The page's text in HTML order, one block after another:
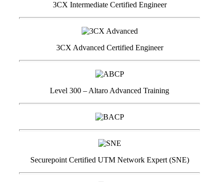
3CX Intermediate Certified Engineer
3CX Advanced Certified Engineer
Level 300 – Altaro Advanced Training
Securepoint Certified UTM Network Expert (SNE)